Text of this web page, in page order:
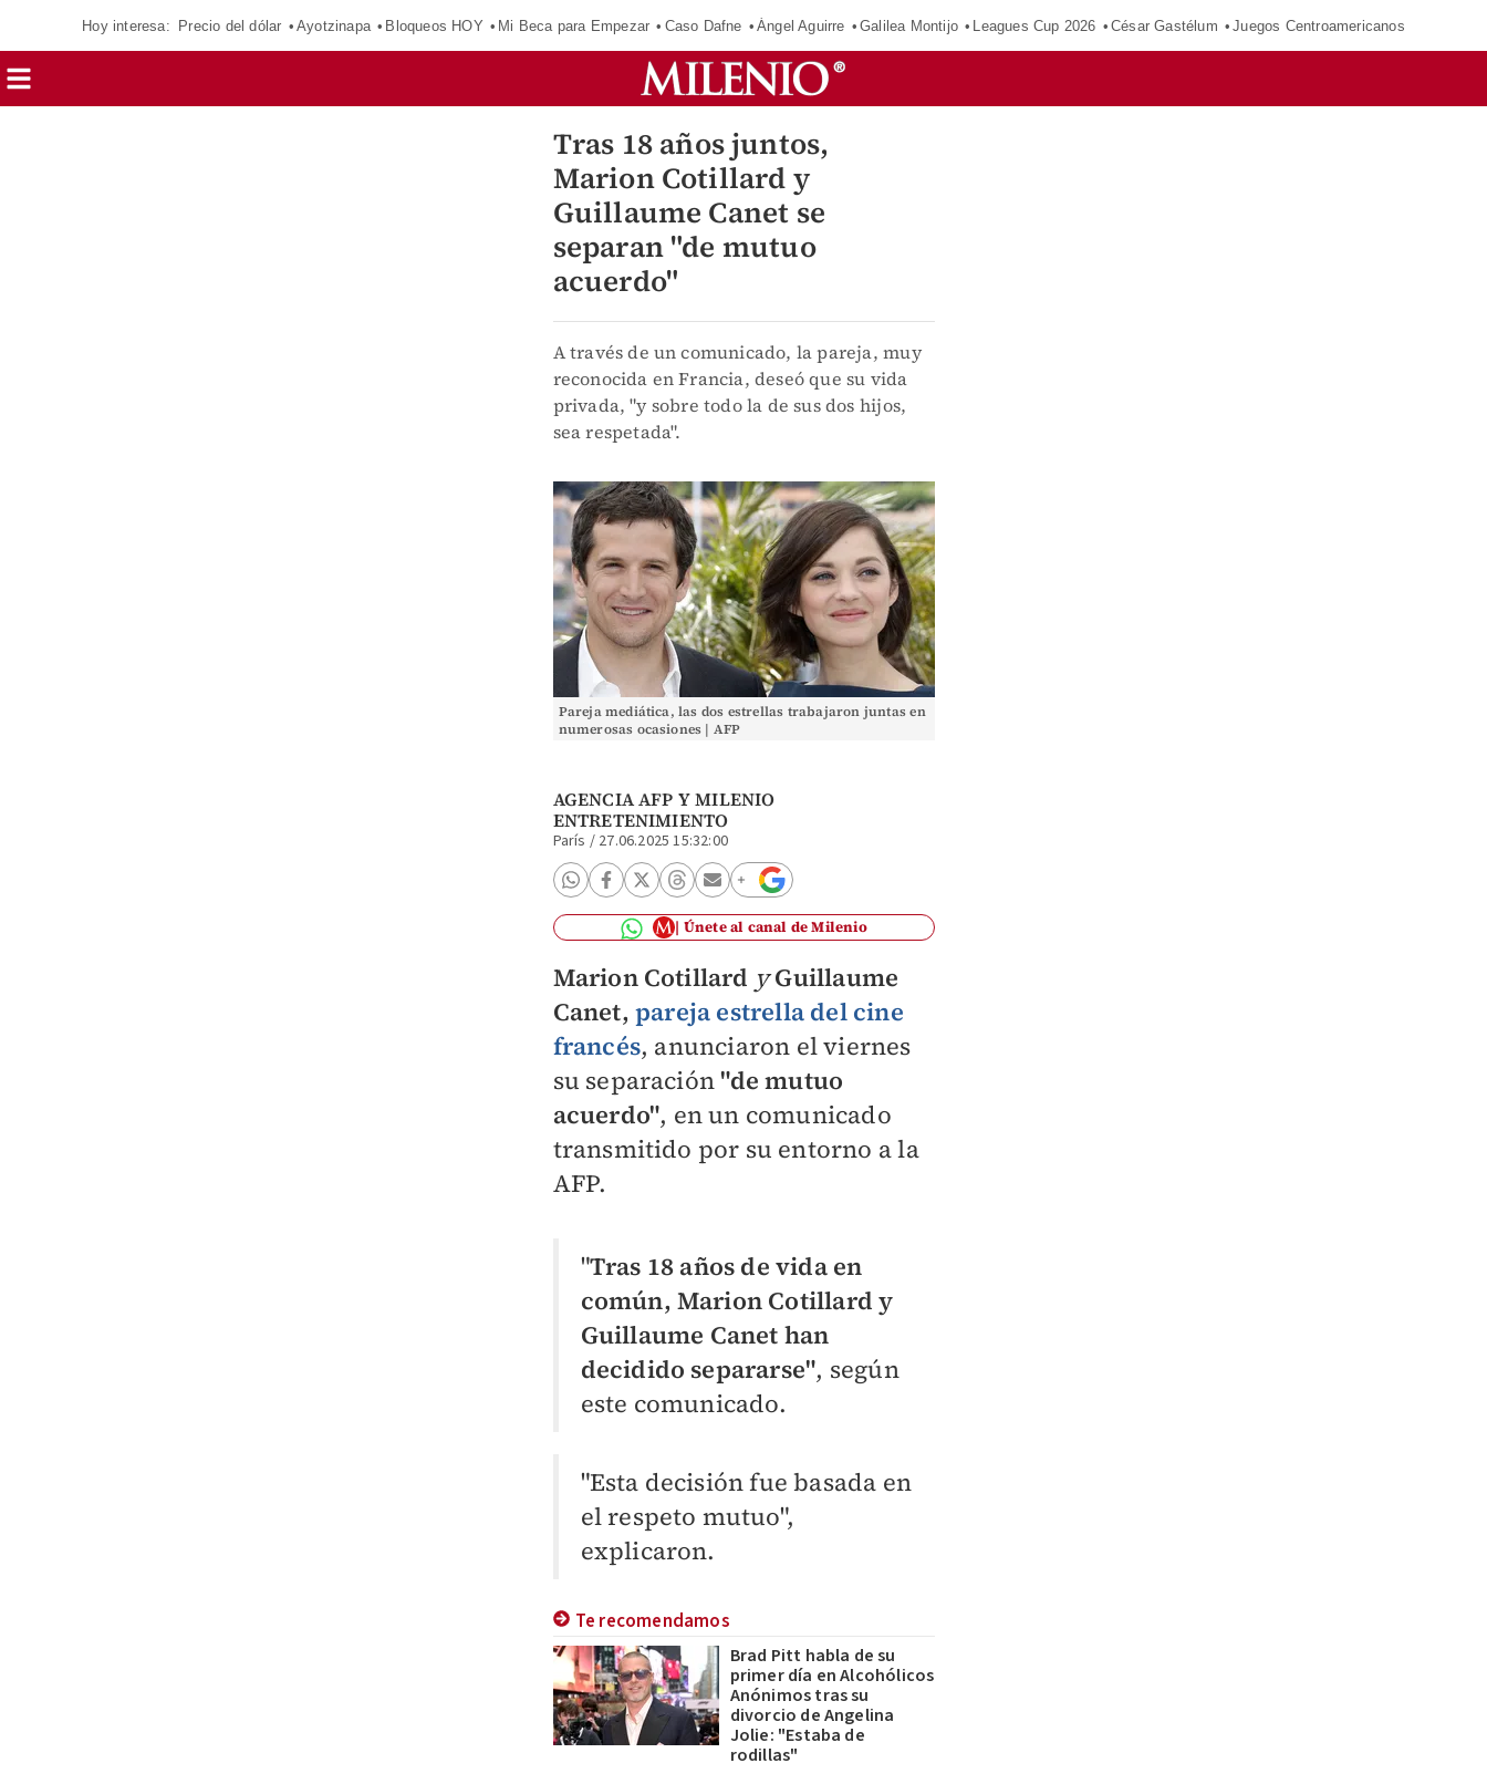
Hoy interesa: Precio del dólar Ayotzinapa Bloqueos HOY Mi Beca para Empezar Caso Dafne Ángel Aguirre Galilea Montijo Leagues Cup 2026 César Gastélum Juegos Centroamericanos
Tras 18 años juntos,
Marion Cotillard y
Guillaume Canet se
separan "de mutuo
acuerdo"
A través de un comunicado, la pareja, muy
reconocida en Francia, deseó que su vida
privada, "y sobre todo la de sus dos hijos,
sea respetada".
Pareja mediática, las dos estrellas trabajaron juntas en
numerosas ocasiones | AFP
AGENCIA AFP Y MILENIO
ENTRETENIMIENTO
París / 27.06.2025 15:32:00
Únete al canal de Milenio
Marion Cotillard yGuillaume
Canet, pareja estrella del cine
francés, anunciaron el viernes
su separación"de mutuo
acuerdo", en un comunicado
transmitido por su entorno a la
AFP.
"Tras 18 años de vida en
común, Marion Cotillard y
Guillaume Canet han
decidido separarse", según
este comunicado.
"Esta decisión fue basada en
el respeto mutuo",
explicaron.
Te recomendamos
Brad Pitt habla de su
primer día en Alcohólicos
Anónimos tras su
divorcio de Angelina
Jolie: "Estaba de
rodillas"